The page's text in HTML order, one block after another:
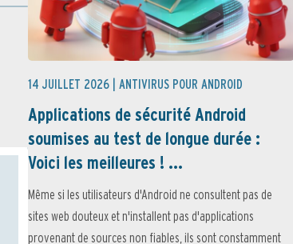
14 JUILLET 2026 | ANTIVIRUS POUR ANDROID
Applications de sécurité Android
soumises au test de longue durée :
Voici les meilleures ! ...
Même si les utilisateurs d'Android ne consultent pas de
sites web douteux et n'installent pas d'applications
provenant de sources non fiables, ils sont constamment